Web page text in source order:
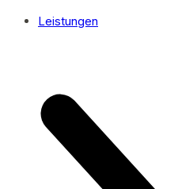
Leistungen